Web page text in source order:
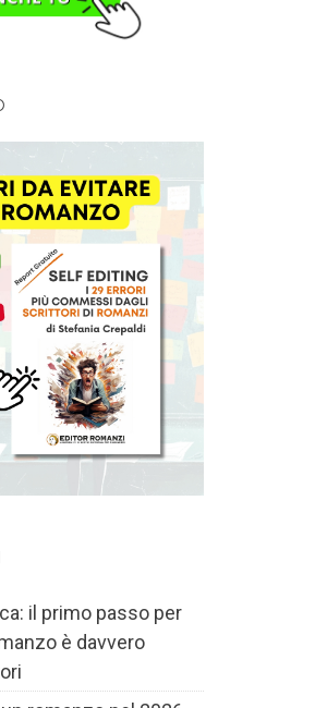
il primo passo per
è davvero